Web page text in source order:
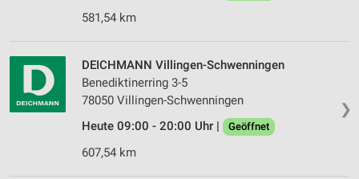
581,54 km
❯
DEICHMANN Villingen-Schwenningen
Benediktinerring 3-5
78050 Villingen-Schwenningen
Heute 09:00 - 20:00 Uhr |
Geöffnet
607,54 km
Erstellung von Profilen zur Personalisierung
Verwendung von Profilen zur Auswahl
personalisierter Inhalte
Messung der Werbeleistung
Messung der Performance von Inhalten